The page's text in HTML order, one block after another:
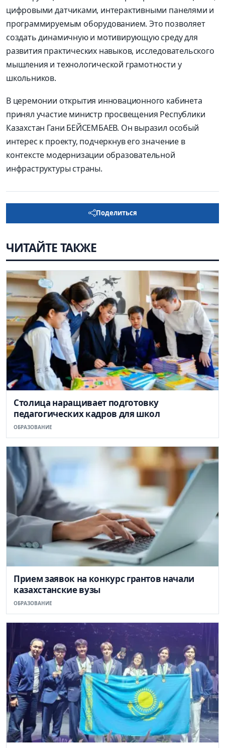
цифровыми датчиками, интерактивными панелями и
программируемым оборудованием. Это позволяет
создать динамичную и мотивирующую среду для
развития практических навыков, исследовательского
мышления и технологической грамотности у
школьников.
В церемонии открытия инновационного кабинета
принял участие министр просвещения Республики
Казахстан Гани БЕЙСЕМБАЕВ. Он выразил особый
интерес к проекту, подчеркнув его значение в
контексте модернизации образовательной
инфраструктуры страны.
Поделиться
ЧИТАЙТЕ ТАКЖЕ
Столица наращивает подготовку
педагогических кадров для школ
ОБРАЗОВАНИЕ
Прием заявок на конкурс грантов начали
казахстанские вузы
ОБРАЗОВАНИЕ